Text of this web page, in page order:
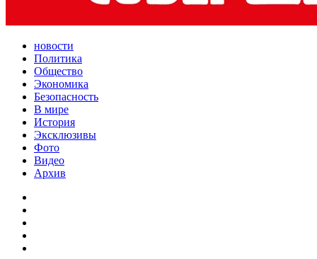
новости
Политика
Общество
Экономика
Безопасность
В мире
История
Эксклюзивы
Фото
Видео
Архив